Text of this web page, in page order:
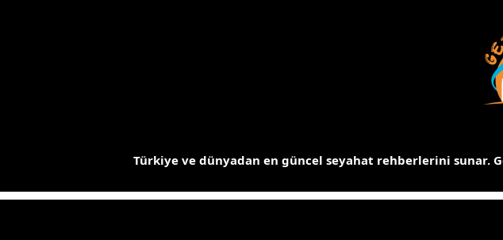
Türkiye ve dünyadan en güncel seyahat rehberlerini sunar.